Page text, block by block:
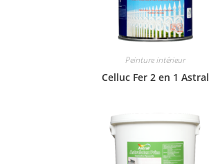
Peinture intérieur
Celluc Fer 2 en 1 Astral